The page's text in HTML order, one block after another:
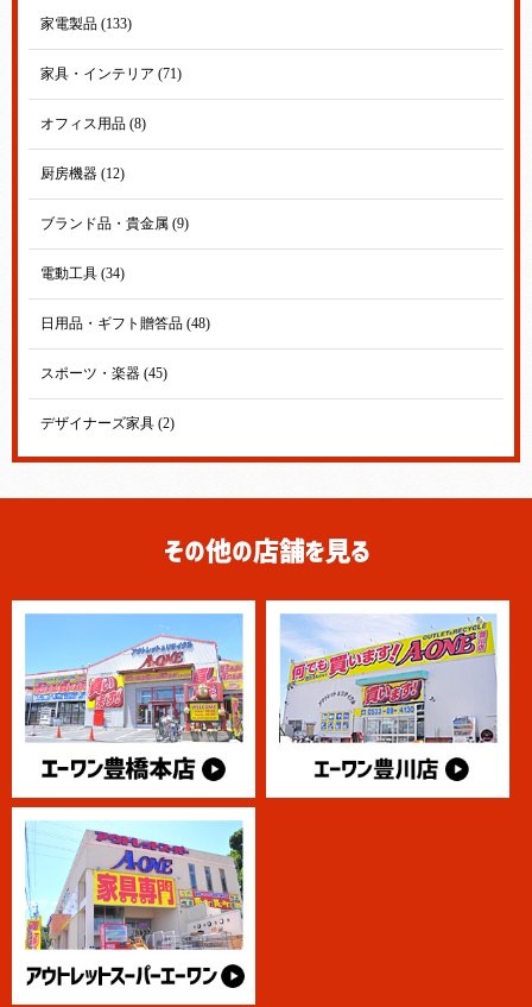
家電製品 (133)
家具・インテリア (71)
オフィス用品 (8)
厨房機器 (12)
ブランド品・貴金属 (9)
電動工具 (34)
日用品・ギフト贈答品 (48)
スポーツ・楽器 (45)
デザイナーズ家具 (2)